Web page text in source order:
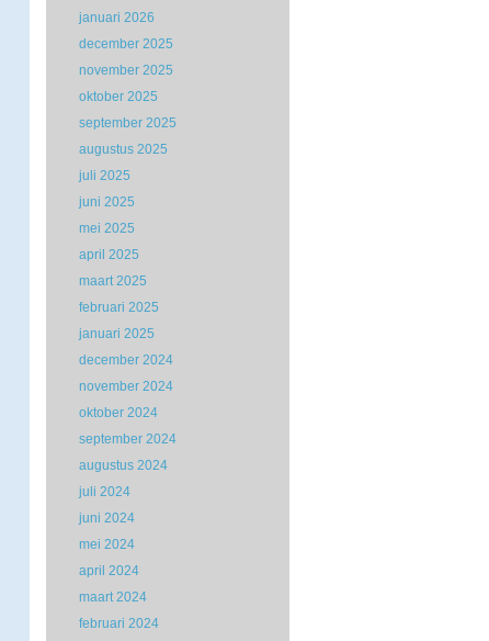
januari 2026
december 2025
november 2025
oktober 2025
september 2025
augustus 2025
juli 2025
juni 2025
mei 2025
april 2025
maart 2025
februari 2025
januari 2025
december 2024
november 2024
oktober 2024
september 2024
augustus 2024
juli 2024
juni 2024
mei 2024
april 2024
maart 2024
februari 2024